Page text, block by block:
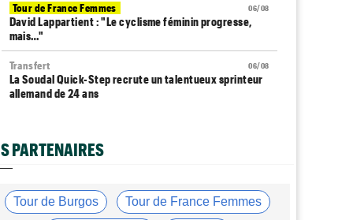
06/08
Tour de France Femmes
David Lappartient : "Le cyclisme féminin progresse,
mais…"
06/08
Transfert
La Soudal Quick-Step recrute un talentueux sprinteur
allemand de 24 ans
intéresse, c'est ici !
Le Mercato vélo est ouvert... voici toutes les dernières
infos
PARTENAIRES
Tour de Burgos Tour de France Femmes